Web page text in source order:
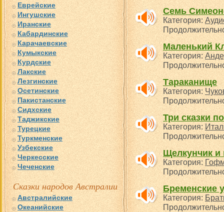
Еврейские
Ингушские
Иранские
Кабардинские
Карачаевские
Кумыкские
Курдские
Лакские
Лезгинские
Осетинские
Пакистанские
Сидхские
Таджикские
Турецкие
Туркменские
Узбекские
Черкесские
Чеченские
Сказки народов Австралии
Австралийские
Океанийские
Семь
Категория:
Маленький
Категория:
Тараканище
Категория:
Три сказки
Категория:
Щелкунчик
Категория:
Бременские
Категория: